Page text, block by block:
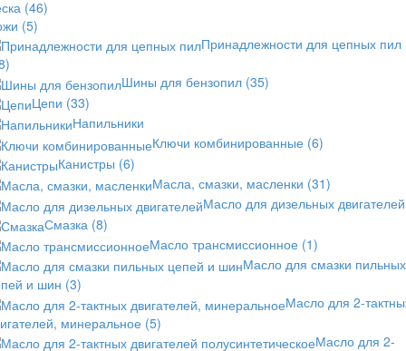
(46)
(5)
Принадлежности для цепных пил
Шины для бензопил (35)
Цепи (33)
Напильники
Ключи комбинированные (6)
Канистры (6)
Масла, смазки, масленки (31)
Масло для дизельных двигателей
Смазка (8)
Масло трансмиссионное (1)
Масло для смазки пильных
и шин (3)
Масло для 2-
минеральное (5)
Масло для 2-